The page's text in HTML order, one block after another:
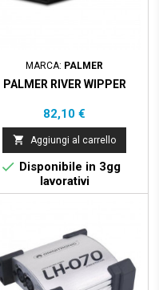
MARCA: PALMER
PALMER RIVER WIPPER
Prezzo
82,10 €
 Aggiungi al carrello
 Disponibile in 3gg
lavorativi